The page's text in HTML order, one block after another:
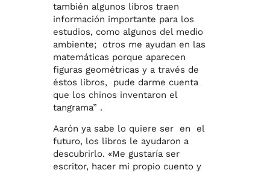
también algunos libros traen
información importante para los
estudios, como algunos del medio
ambiente; otros me ayudan en las
matemáticas porque aparecen
figuras geométricas y a través de
éstos libros, pude darme cuenta
que los chinos inventaron el
tangrama” .
Aarón ya sabe lo quiere ser en el
futuro, los libros le ayudaron a
descubrirlo. «Me gustaría ser
escritor, hacer mi propio cuento y